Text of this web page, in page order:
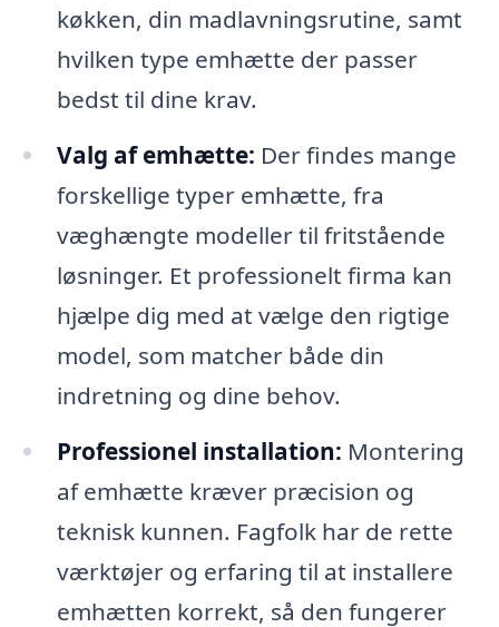
køkken, din madlavningsrutine, samt
hvilken type emhætte der passer
bedst til dine krav.
Valg af emhætte: Der findes mange
forskellige typer emhætte, fra
væghængte modeller til fritstående
løsninger. Et professionelt firma kan
hjælpe dig med at vælge den rigtige
model, som matcher både din
indretning og dine behov.
Professionel installation: Montering
af emhætte kræver præcision og
teknisk kunnen. Fagfolk har de rette
værktøjer og erfaring til at installere
emhætten korrekt, så den fungerer